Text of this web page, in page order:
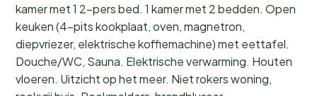
kamer met 1 2-pers bed. 1 kamer met 2 bedden. Open
keuken (4-pits kookplaat, oven, magnetron,
diepvriezer, elektrische koffiemachine) met eettafel.
Douche/WC, Sauna. Elektrische verwarming. Houten
vloeren. Uitzicht op het meer. Niet rokers woning,